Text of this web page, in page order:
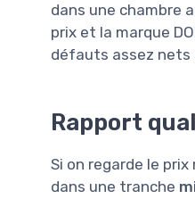
dans une chambre
prix et la marque
défauts assez nets
Rapport
Si on regarde le
dans une tranche